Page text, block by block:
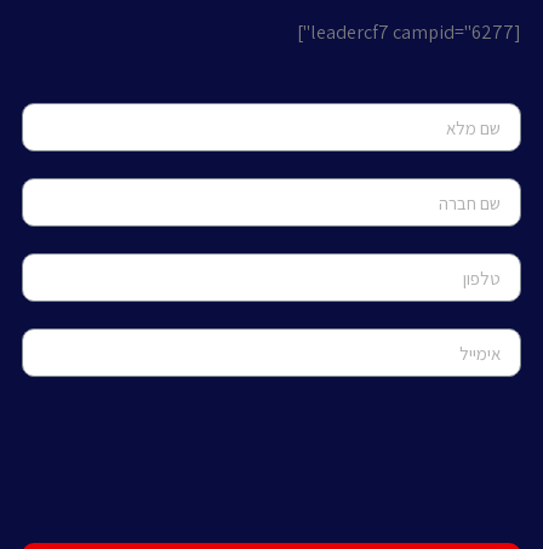
[leadercf7 campid="6277"]